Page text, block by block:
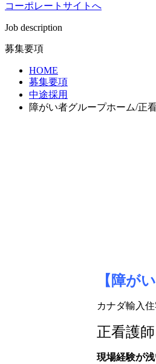
コーポレートサイトへ
Job description
募集要項
HOME
募集要項
中途採用
障がい者グループホーム/正
【障が
カナダ輸入
正看護
現場経験が